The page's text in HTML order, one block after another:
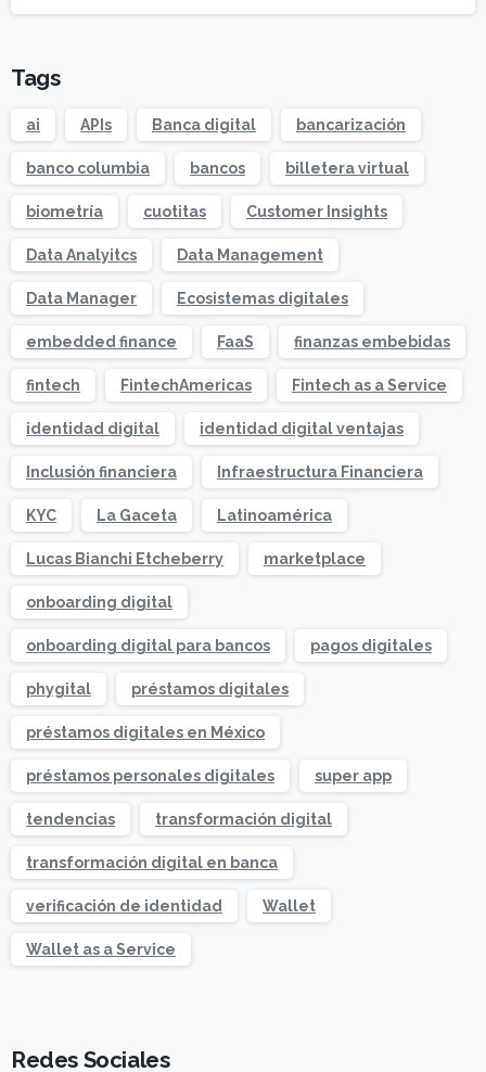
Tags
ai APIs Banca digital bancarización
banco columbia bancos billetera virtual
biometría cuotitas Customer Insights
Data Analyitcs Data Management
Data Manager Ecosistemas digitales
embedded finance FaaS finanzas embebidas
fintech FintechAmericas Fintech as a Service
identidad digital identidad digital ventajas
Inclusión financiera Infraestructura Financiera
KYC La Gaceta Latinoamérica
Lucas Bianchi Etcheberry marketplace
onboarding digital
onboarding digital para bancos pagos digitales
phygital préstamos digitales
préstamos digitales en México
préstamos personales digitales super app
tendencias transformación digital
transformación digital en banca
verificación de identidad Wallet
Wallet as a Service
Redes Sociales